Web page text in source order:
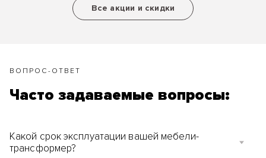
рекомендацию.
акций и
скидок.
Все акции и скидки
ВОПРОС-ОТВЕТ
Часто задаваемые вопросы:
Какой срок эксплуатации вашей мебели-
трансформер?